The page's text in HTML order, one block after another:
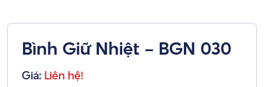
Bình Giữ Nhiệt – BGN 030
Giá: Liên hệ!